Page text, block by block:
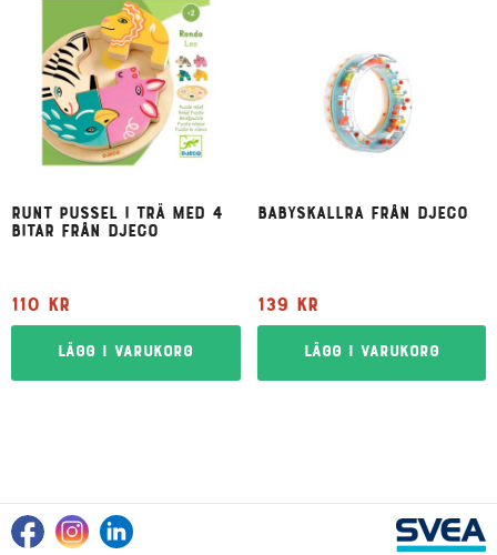
Runt pussel i trä med 4
bitar från Djeco
110 kr
Lägg i varukorg
Babyskallra från Djeco
139 kr
Lägg i varukorg